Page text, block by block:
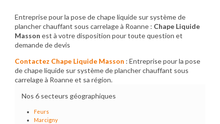
Entreprise pour la pose de chape liquide sur système de
plancher chauffant sous carrelage à Roanne : Chape Liquide
Masson est à votre disposition pour toute question et
demande de devis
Contactez Chape Liquide Masson : Entreprise pour la pose
de chape liquide sur système de plancher chauffant sous
carrelage à Roanne et sa région.
Nos 6 secteurs géographiques
Feurs
Marcigny